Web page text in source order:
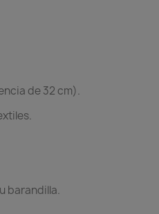
de 32 cm).
barandilla.